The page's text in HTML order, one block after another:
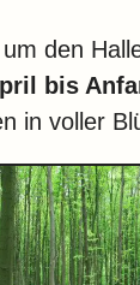
den
bis
in voller